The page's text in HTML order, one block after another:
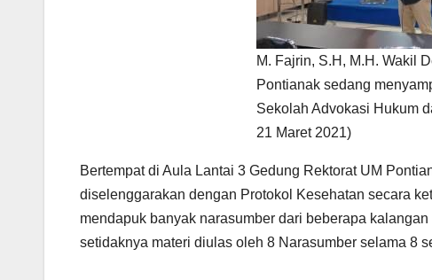
M. Fajrin, S.H, M.H. Wakil
Pontianak sedang
Sekolah Advokasi Hukum
21 Maret 2021)
Bertempat di Aula Lantai 3 Gedung Rektorat UM
diselenggarakan dengan Protokol Kesehatan secara
mendapuk banyak narasumber dari beberapa
setidaknya materi diulas oleh 8 Narasumber selama 8